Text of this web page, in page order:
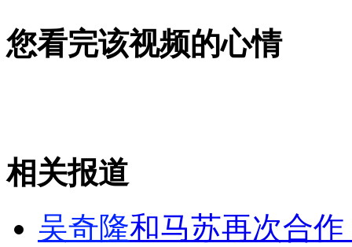
孙俪：我是“甄嬛”前半部分
您看完该视频的心情
相关报道
吴奇隆和马苏再次合